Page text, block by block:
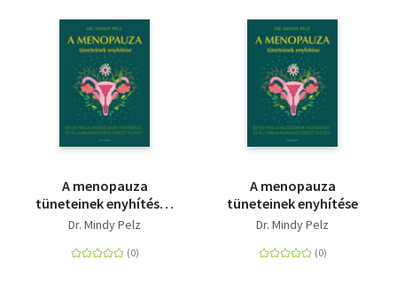
A menopauza
tüneteinek enyhítése -
Értsd meg a
működését, és élj újra
Dr. Mindy Pelz
A menopauza
tüneteinek enyhítése
Dr. Mindy Pelz